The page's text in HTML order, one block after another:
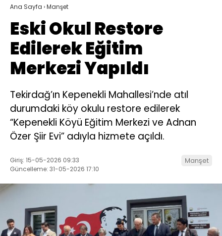
Ana Sayfa ›Manşet
Eski Okul Restore
Edilerek Eğitim
Merkezi Yapıldı
Tekirdağ’ın Kepenekli Mahallesi’nde atıl
durumdaki köy okulu restore edilerek
“Kepenekli Köyü Eğitim Merkezi ve Adnan
Özer Şiir Evi” adıyla hizmete açıldı.
Giriş: 15-05-2026 09:33
Güncelleme: 31-05-2026 17:10
Manşet